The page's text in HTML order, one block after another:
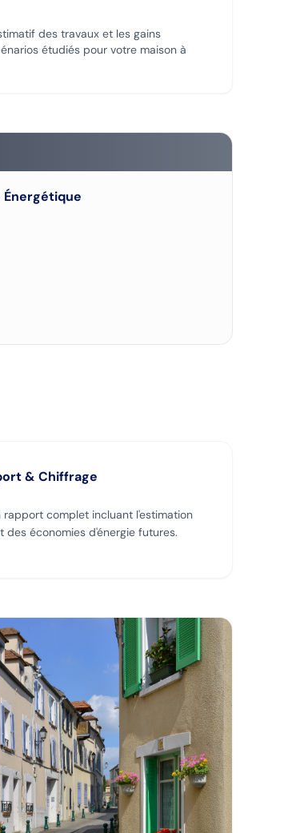
des travaux et les gains
étudiés pour votre maison à
Énergétique
& Chiffrage
rapport complet incluant l'estimation
des économies d'énergie futures.